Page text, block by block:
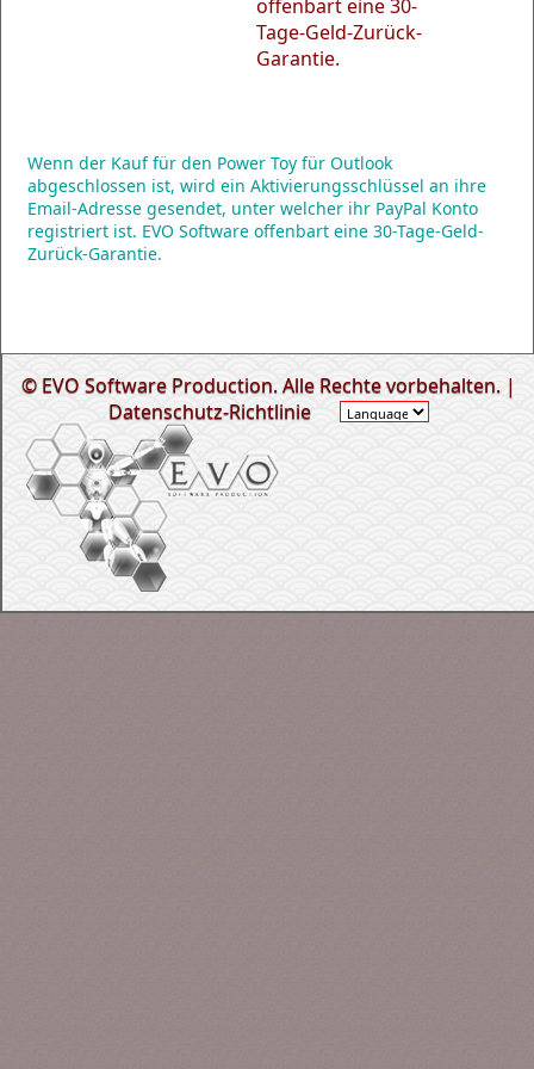
offenbart eine 30-
Tage-Geld-Zurück-
Garantie.
Wenn der Kauf für den Power Toy für Outlook
abgeschlossen ist, wird ein Aktivierungsschlüssel an ihre
Email-Adresse gesendet, unter welcher ihr PayPal Konto
registriert ist. EVO Software offenbart eine 30-Tage-Geld-
Zurück-Garantie.
© EVO Software Production. Alle Rechte vorbehalten. |
Datenschutz-Richtlinie